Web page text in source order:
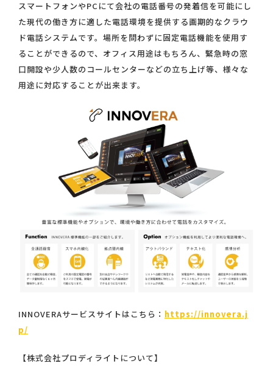
スマートフォンやPCにて会社の電話番号の発着信を可能にし
た現代の働き方に適した電話環境を提供する画期的なクラウ
ド電話システムです。場所を問わずに固定電話機能を使用す
ることができるので、オフィス用途はもちろん、緊急時の窓
口開設や少人数のコールセンターなどの立ち上げ等、様々な
用途に対応することが出来ます。
INNOVERAサービスサイトはこちら： https://innovera.j
p/
【株式会社プロディライトについて】